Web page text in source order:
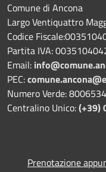
Comune di Ancona
Largo Ventiquattro
Codice
Partita IVA:
Email:
PEC:
Numero Verde:
Centralino Unico:(+39)
Prenotazione